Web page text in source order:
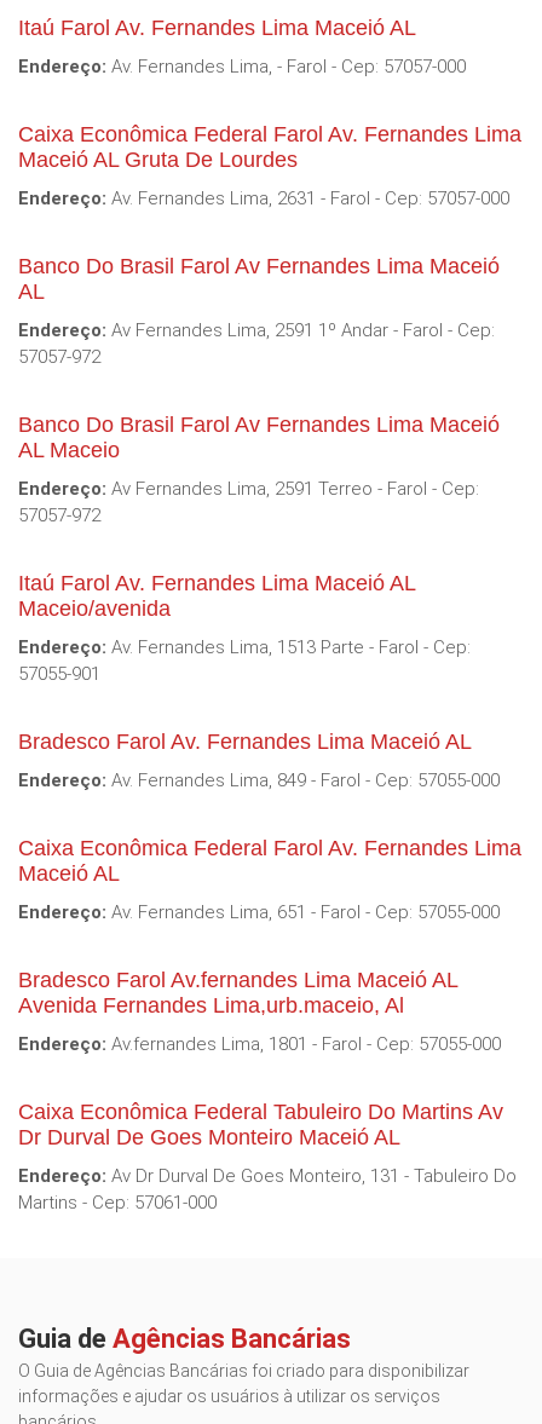
Itaú Farol Av. Fernandes Lima Maceió AL
Endereço: Av. Fernandes Lima, - Farol - Cep: 57057-000
Caixa Econômica Federal Farol Av. Fernandes Lima
Maceió AL Gruta De Lourdes
Endereço: Av. Fernandes Lima, 2631 - Farol - Cep: 57057-000
Banco Do Brasil Farol Av Fernandes Lima Maceió
AL
Endereço: Av Fernandes Lima, 2591 1º Andar - Farol - Cep:
57057-972
Banco Do Brasil Farol Av Fernandes Lima Maceió
AL Maceio
Endereço: Av Fernandes Lima, 2591 Terreo - Farol - Cep:
57057-972
Itaú Farol Av. Fernandes Lima Maceió AL
Maceio/avenida
Endereço: Av. Fernandes Lima, 1513 Parte - Farol - Cep:
57055-901
Bradesco Farol Av. Fernandes Lima Maceió AL
Endereço: Av. Fernandes Lima, 849 - Farol - Cep: 57055-000
Caixa Econômica Federal Farol Av. Fernandes Lima
Maceió AL
Endereço: Av. Fernandes Lima, 651 - Farol - Cep: 57055-000
Bradesco Farol Av.fernandes Lima Maceió AL
Avenida Fernandes Lima,urb.maceio, Al
Endereço: Av.fernandes Lima, 1801 - Farol - Cep: 57055-000
Caixa Econômica Federal Tabuleiro Do Martins Av
Dr Durval De Goes Monteiro Maceió AL
Endereço: Av Dr Durval De Goes Monteiro, 131 - Tabuleiro Do
Martins - Cep: 57061-000
Guia de Agências Bancárias
O Guia de Agências Bancárias foi criado para disponibilizar
informações e ajudar os usuários à utilizar os serviços